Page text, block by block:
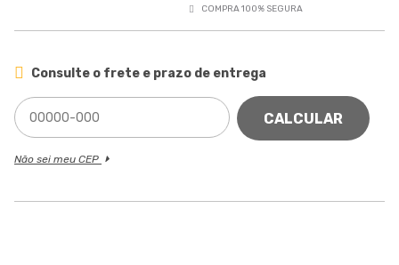
COMPRA 100% SEGURA
Consulte o frete e prazo de entrega
CALCULAR
Não sei meu CEP